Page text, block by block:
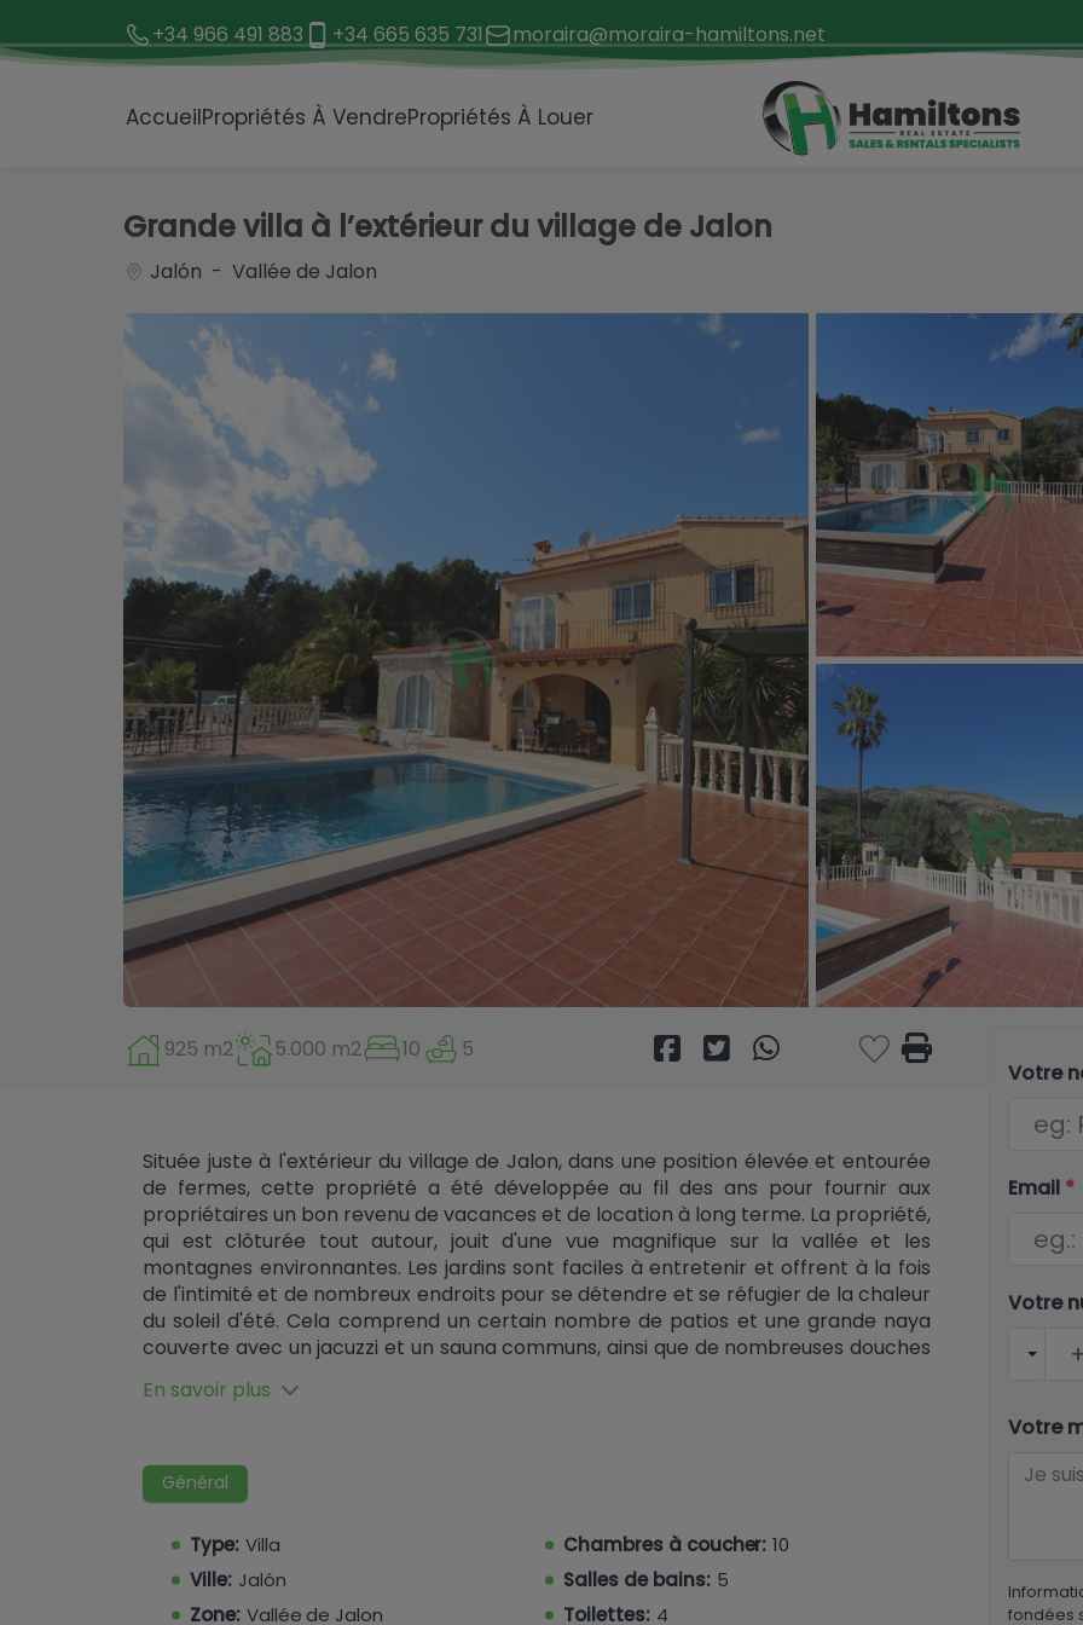
+34 966 491 883 +34 665 635 731 moraira@moraira-hamiltons.net
AccueilPropriétés À VendrePropriétés À Louer
Grande villa à l’extérieur du village de Jalon
Jalón - Vallée de Jalon
925 m2 5.000 m2 10 5
Située juste à l'extérieur du village de Jalon, dans une position élevée et entourée
de fermes, cette propriété a été développée au fil des ans pour fournir aux
propriétaires un bon revenu de vacances et de location à long terme. La propriété,
qui est clôturée tout autour, jouit d'une vue magnifique sur la vallée et les
montagnes environnantes. Les jardins sont faciles à entretenir et offrent à la fois
de l'intimité et de nombreux endroits pour se détendre et se réfugier de la chaleur
du soleil d'été. Cela comprend un certain nombre de patios et une grande naya
couverte avec un jacuzzi et un sauna communs, ainsi que de nombreuses douches
et toilettes extérieures. Il y a également une grande piscine commune chauffée à
l'énergie solaire et des zones pour faire des barbecues. A l'intérieur, il y a 6 maisons
qu'elle peut être utilisée comme deux maisons pendant les mois d'été. La première
moitié de la maison est sur un seul niveau et comprend trois grands salons, une
grande cuisine ouverte et une salle à manger, ainsi qu'une grande chambre
principale avec dressing et baignoire jacuzzi. La maison bénéficie de l'air
conditionné et du chauffage central ainsi que d'une cour extérieure fermée de
style espagnol. La cuisine est équipée d'une cuisinière à gaz de style Aga, d'un lave-
En savoir plus
Général
Type: Villa Chambres à coucher: 10
Ville: Jalón Salles de bains: 5
Zone: Vallée de Jalon Toilettes: 4
Votre
Email *
Votre
Votre
fondées
1 / 51